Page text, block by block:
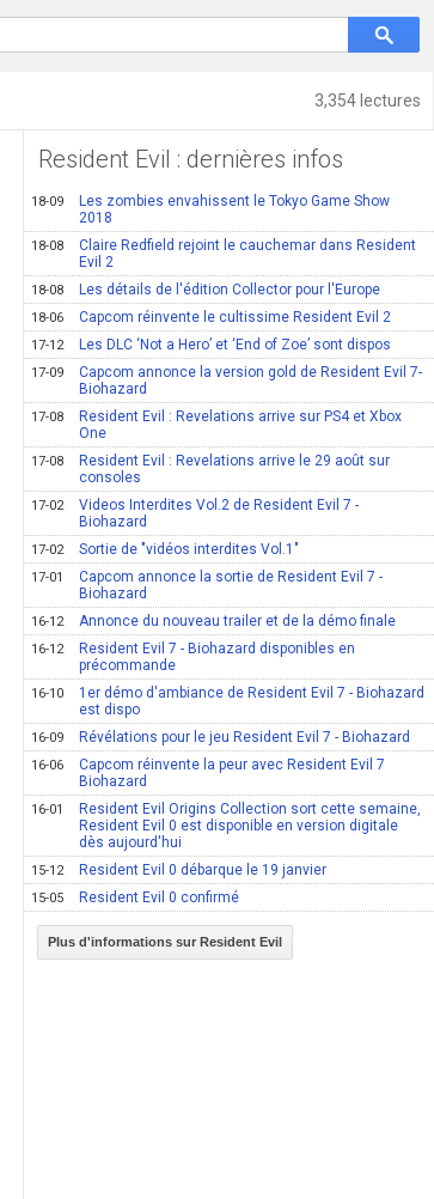
3,354 lectures
Resident Evil : dernières infos
18-09
Les zombies envahissent le Tokyo Game Show
2018
18-08
Claire Redfield rejoint le cauchemar dans Resident
Evil 2
18-08 Les détails de l'édition Collector pour l'Europe
18-06 Capcom réinvente le cultissime Resident Evil 2
17-12 Les DLC ‘Not a Hero’ et ‘End of Zoe’ sont dispos
17-09
Capcom annonce la version gold de Resident Evil 7-
Biohazard
17-08
Resident Evil : Revelations arrive sur PS4 et Xbox
One
17-08
Resident Evil : Revelations arrive le 29 août sur
consoles
17-02
Videos Interdites Vol.2 de Resident Evil 7 -
Biohazard
17-02 Sortie de "vidéos interdites Vol.1"
17-01
Capcom annonce la sortie de Resident Evil 7 -
Biohazard
16-12 Annonce du nouveau trailer et de la démo finale
16-12
Resident Evil 7 - Biohazard disponibles en
précommande
16-10
1er démo d'ambiance de Resident Evil 7 - Biohazard
est dispo
16-09 Révélations pour le jeu Resident Evil 7 - Biohazard
16-06
Capcom réinvente la peur avec Resident Evil 7
Biohazard
16-01
Resident Evil Origins Collection sort cette semaine,
Resident Evil 0 est disponible en version digitale
dès aujourd'hui
15-12 Resident Evil 0 débarque le 19 janvier
15-05 Resident Evil 0 confirmé
Plus d'informations sur Resident Evil